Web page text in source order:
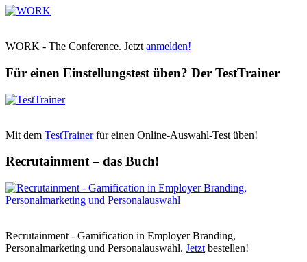
WORK - The Conference. Jetzt anmelden!
Für einen Einstellungstest üben? Der TestTrainer
Mit dem TestTrainerfür einen Online-Auswahl-Test üben!
Recrutainment – das Buch!
Recrutainment - Gamification in Employer Branding,
Personalmarketing und Personalauswahl. Jetzt bestellen!